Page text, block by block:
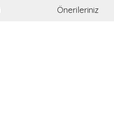
Önerileriniz